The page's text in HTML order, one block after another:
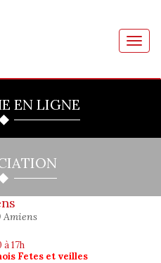
EN LIGNE
Amiens
à 17h
Fetes et veilles